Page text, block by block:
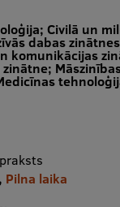
Civilā un
dabas
komunikācijas
Pilna laika